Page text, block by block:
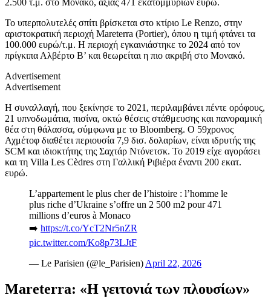
Το υπερπολυτελές σπίτι βρίσκεται στο κτίριο Le Renzo, στην
αριστοκρατική περιοχή Mareterra (Portier), όπου η τιμή φτάνει τα
100.000 ευρώ/τ.μ. Η περιοχή εγκαινιάστηκε το 2024 από τον
πρίγκιπα Αλβέρτο Β’ και θεωρείται η πιο ακριβή στο Μονακό.
Advertisement
Advertisement
Η συναλλαγή, που ξεκίνησε το 2021, περιλαμβάνει πέντε ορόφους,
21 υπνοδωμάτια, πισίνα, οκτώ θέσεις στάθμευσης και πανοραμική
θέα στη θάλασσα, σύμφωνα με το Bloomberg. Ο 59χρονος
Αχμέτοφ διαθέτει περιουσία 7,9 δισ. δολαρίων, είναι ιδρυτής της
SCM και ιδιοκτήτης της Σαχτάρ Ντόνετσκ. Το 2019 είχε αγοράσει
και τη Villa Les Cèdres στη Γαλλική Ριβιέρα έναντι 200 εκατ.
ευρώ.
L’appartement le plus cher de l’histoire : l’homme le
plus riche d’Ukraine s’offre un 2 500 m2 pour 471
millions d’euros à Monaco
➡️ https://t.co/YcT2Nr5nZR
pic.twitter.com/Ko8p73LJtF
— Le Parisien (@le_Parisien) April 22, 2026
Mareterra: «Η γειτονιά των πλουσίων»